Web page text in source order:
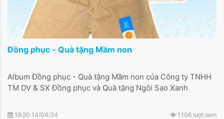
Đồng phục - Quà tặng Mầm non
Album Đồng phục - Quà tặng Mầm non của Công ty TNHH
TM DV & SX Đồng phục và Quà tặng Ngôi Sao Xanh
19:20 14/04/24 1.106 lượt xem